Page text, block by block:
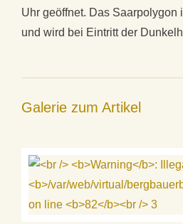
Uhr geöffnet. Das Saarpolygon
und wird bei Eintritt der
Galerie zum Artikel